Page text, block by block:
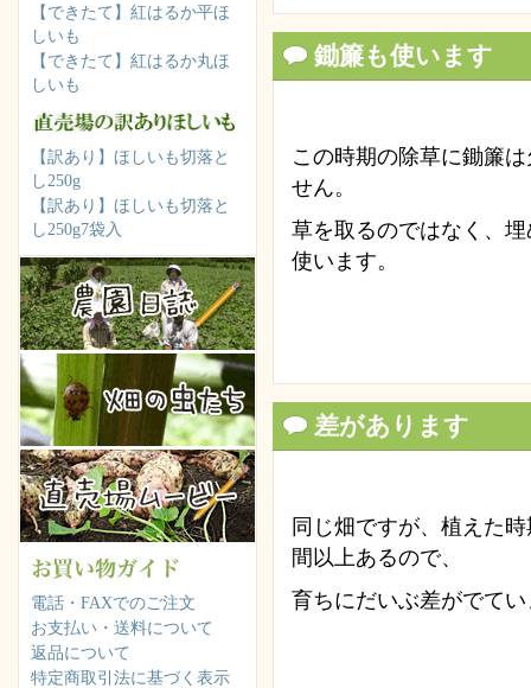
鋤簾も使います
この時期の除草に鋤簾
せん。
草を取るのではなく、
使います。
差があります
同じ畑ですが、植えた
間以上あるので、
育ちにだいぶ差がでて
【できたて】紅はるか平ほ
しいも
【できたて】紅はるか丸ほ
しいも
【訳あり】ほしいも切落と
し250g
【訳あり】ほしいも切落と
し250g7袋入
電話・FAXでのご注文
お支払い・送料について
返品について
特定商取引法に基づく表示